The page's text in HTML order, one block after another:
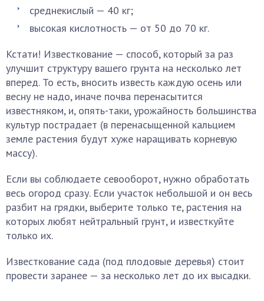
среднекислый — 40 кг;
высокая кислотность — от 50 до 70 кг.
Кстати! Известкование — способ, который за раз
улучшит структуру вашего грунта на несколько лет
вперед. То есть, вносить известь каждую осень или
весну не надо, иначе почва перенасытится
известняком, и, опять-таки, урожайность большинства
культур пострадает (в перенасыщенной кальцием
земле растения будут хуже наращивать корневую
массу).
Если вы соблюдаете севооборот, нужно обработать
весь огород сразу. Если участок небольшой и он весь
разбит на грядки, выберите только те, растения на
которых любят нейтральный грунт, и известкуйте
только их.
Известкование сада (под плодовые деревья) стоит
провести заранее — за несколько лет до их высадки.